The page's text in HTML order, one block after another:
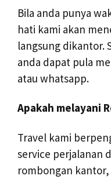
Bila anda punya
hati kami akan
langsung dikantor.
anda dapat pula
atau whatsapp.
Apakah melayani
Travel kami
service perjalanan
rombongan